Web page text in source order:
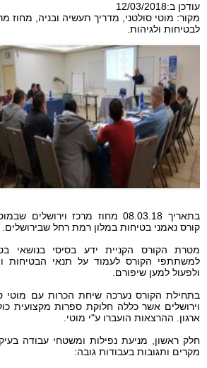
עודכן ב:12/03/2018
מקור: מוטי סולטני, מדריך תעשיה ובניה, מחוז
לבטיחות ולגיהות.
בתאריך 08.03.18 מחוז מרכז
קורס נאמני בטיחות במלון רמת רחל שבירושלים.
מטרת הקורס הקניית ידע בסיסי בנושאי
למשתתפי הקורס לעמוד על תנאי הבטיחות
ולפעול למען שיפורם
בתחילת הקורס נערכה שיחת הכרות עם מוטי
וירושלים אשר כללה חלוקת ספרות מקצועית
ארגון. ההרצאות הועברו ע"י מוטי.
חלק ראשון, מניעת נפילות ומשטחי עבודה
מקרים ותגובות בעבודות גובה: